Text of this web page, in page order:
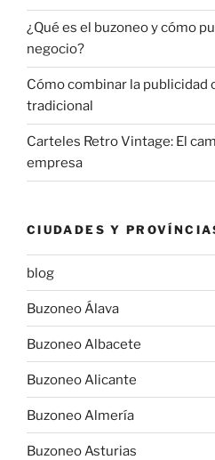
¿Qué es el buzoneo y cómo
negocio?
Cómo combinar la publicidad
tradicional
Carteles Retro Vintage: El
empresa
CIUDADES Y
blog
Buzoneo Álava
Buzoneo Albacete
Buzoneo Alicante
Buzoneo Almería
Buzoneo Asturias